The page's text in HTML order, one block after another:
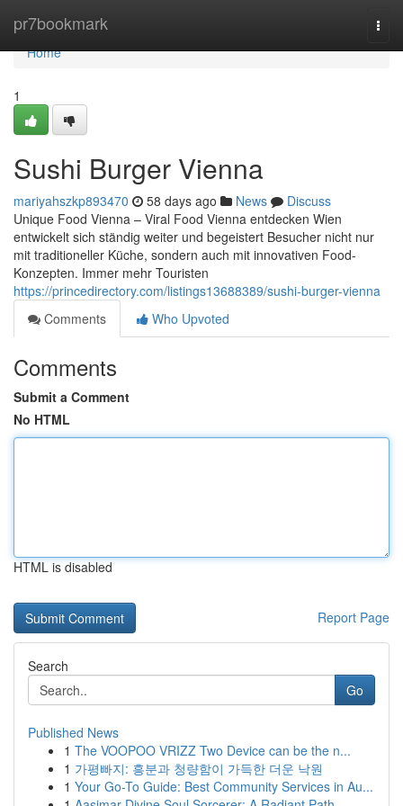
pr7bookmark
Home
Home
1
Sushi Burger Vienna
mariyahszkp893470 58 days ago News
Discuss
Unique Food Vienna – Viral Food Vienna entdecken Wien
entwickelt sich ständig weiter und begeistert Besucher nicht nur
mit traditioneller Küche, sondern auch mit innovativen Food-
Konzepten. Immer mehr Touristen
https://princedirectory.com/listings13688389/sushi-burger-vienna
Comments
Who Upvoted
Comments
Submit a Comment
No HTML
HTML is disabled
Report Page
Search
Go
Published News
1 The VOOPOO VRIZZ Two Device can be the n...
1 가평빠지: 흥분과 청량함이 가득한 더운 낙원
1 Your Go-To Guide: Best Community Services in Au...